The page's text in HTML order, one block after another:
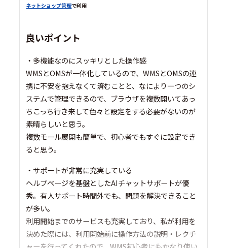
ネットショップ管理で利用
良いポイント
・多機能なのにスッキリとした操作感
WMSとOMSが一体化しているので、WMSとOMSの連
携に不安を抱えなくて済むことと、なにより一つのシ
ステムで管理できるので、ブラウザを複数開いてあっ
ちこっち行き来して色々と設定をする必要がないのが
素晴らしいと思う。
複数モール展開も簡単で、初心者でもすぐに設定でき
ると思う。
・サポートが非常に充実している
ヘルプページを基盤としたAIチャットサポートが優
秀。有人サポート時間外でも、問題を解決できること
が多い。
利用開始までのサービスも充実しており、私が利用を
決めた際には、利用開始前に操作方法の説明・レクチ